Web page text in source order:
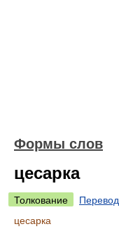
Формы слов
цесарка
Толкование
Перевод
цесарка